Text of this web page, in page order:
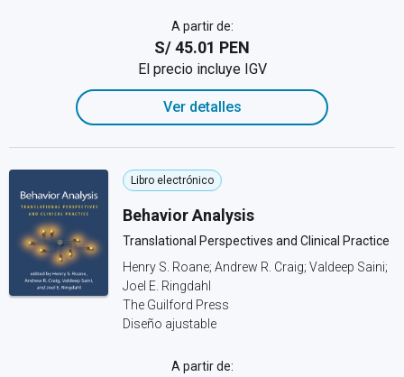
A partir de:
S/ 45.01 PEN
El precio incluye IGV
Ver detalles
Libro electrónico
Behavior Analysis
Translational Perspectives and Clinical Practice
Henry S. Roane; Andrew R. Craig; Valdeep Saini;
Joel E. Ringdahl
The Guilford Press
Diseño ajustable
A partir de: